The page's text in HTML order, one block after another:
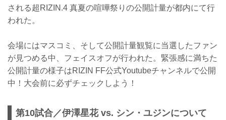
される超RIZIN.4 真夏の喧嘩祭りの公開計量が都内にて行
われた。
会場にはマスコミ、そして公開計量観覧に当選したファン
が見つめる中、フェイスオフが行われた。緊張感に満ちた
公開計量の様子はRIZIN FF公式Youtubeチャンネルで公開
中！大会前に必ずチェックしよう！
第10試合／伊澤星花 vs. シン・ユジンについて